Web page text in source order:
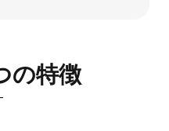
の特徴